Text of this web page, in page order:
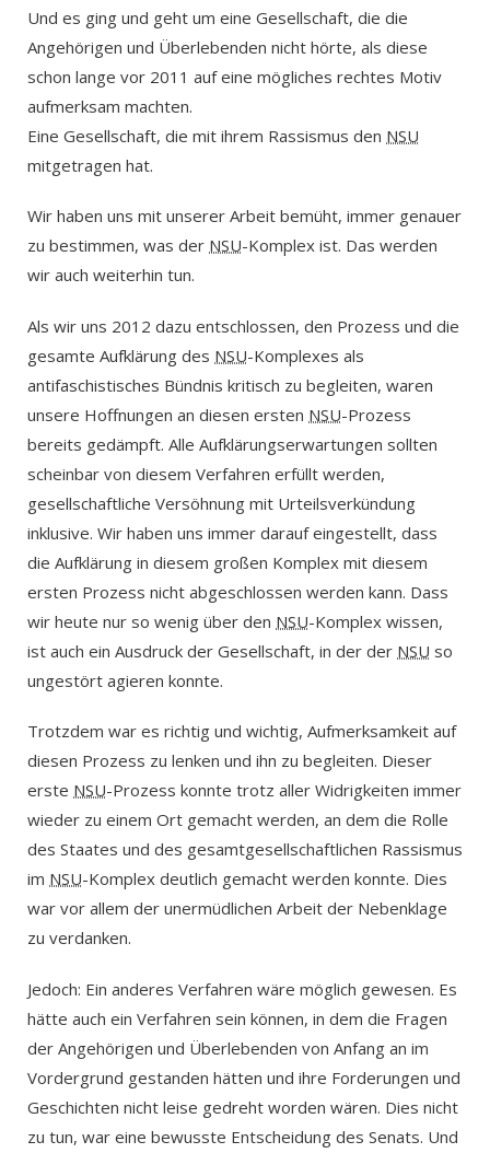
Und es ging und geht um eine Gesellschaft, die die
Angehörigen und Überlebenden nicht hörte, als diese
schon lange vor 2011 auf eine mögliches rechtes Motiv
aufmerksam machten.
Eine Gesellschaft, die mit ihrem Rassismus den NSU
mitgetragen hat.
Wir haben uns mit unserer Arbeit bemüht, immer genauer
zu bestimmen, was der NSU-Komplex ist. Das werden
wir auch weiterhin tun.
Als wir uns 2012 dazu entschlossen, den Prozess und die
gesamte Aufklärung des NSU-Komplexes als
antifaschistisches Bündnis kritisch zu begleiten, waren
unsere Hoffnungen an diesen ersten NSU-Prozess
bereits gedämpft. Alle Aufklärungserwartungen sollten
scheinbar von diesem Verfahren erfüllt werden,
gesellschaftliche Versöhnung mit Urteilsverkündung
inklusive. Wir haben uns immer darauf eingestellt, dass
die Aufklärung in diesem großen Komplex mit diesem
ersten Prozess nicht abgeschlossen werden kann. Dass
wir heute nur so wenig über den NSU-Komplex wissen,
ist auch ein Ausdruck der Gesellschaft, in der der NSU so
ungestört agieren konnte.
Trotzdem war es richtig und wichtig, Aufmerksamkeit auf
diesen Prozess zu lenken und ihn zu begleiten. Dieser
erste NSU-Prozess konnte trotz aller Widrigkeiten immer
wieder zu einem Ort gemacht werden, an dem die Rolle
des Staates und des gesamtgesellschaftlichen Rassismus
im NSU-Komplex deutlich gemacht werden konnte. Dies
war vor allem der unermüdlichen Arbeit der Nebenklage
zu verdanken.
Jedoch: Ein anderes Verfahren wäre möglich gewesen. Es
hätte auch ein Verfahren sein können, in dem die Fragen
der Angehörigen und Überlebenden von Anfang an im
Vordergrund gestanden hätten und ihre Forderungen und
Geschichten nicht leise gedreht worden wären. Dies nicht
zu tun, war eine bewusste Entscheidung des Senats. Und